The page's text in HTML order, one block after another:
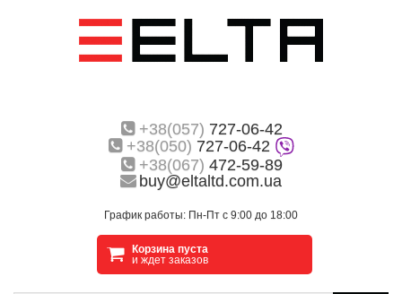
+38(057) 727-06-42
+38(050) 727-06-42
+38(067) 472-59-89
buy@eltaltd.com.ua
График работы: Пн-Пт с 9:00 до 18:00
Корзина пуста
и ждет заказов